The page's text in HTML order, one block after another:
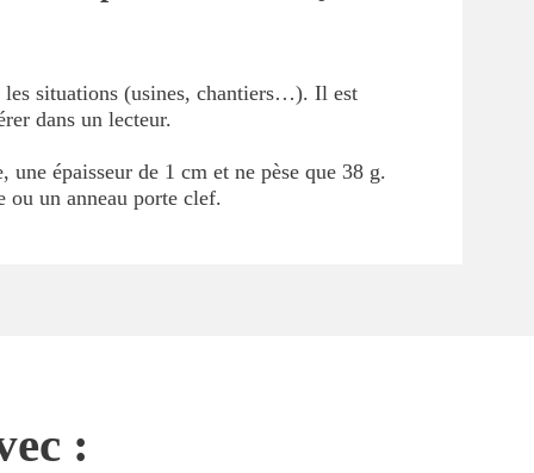
situations (usines, chantiers…). Il est
dans un lecteur.
épaisseur de 1 cm et ne pèse que 38 g.
ou un anneau porte clef.
: